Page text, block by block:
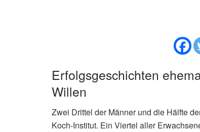
Erfolgsgeschichten
Willen
Zwei Drittel der Männer und die Hälfte
Koch-Institut. Ein Viertel aller